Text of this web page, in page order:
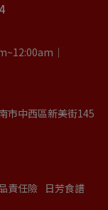
｜
市中西區新美街145
責任險 日芳食譜